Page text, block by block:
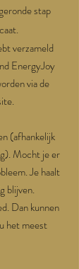
stap
verzameld
EnergyJoy
via de
(afhankelijk
Mocht je er
Je haalt
blijven.
Dan kunnen
het meest